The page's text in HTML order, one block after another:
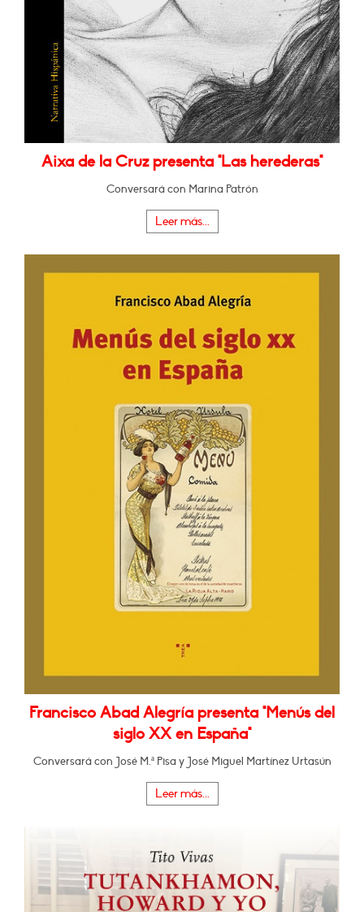
Aixa de la Cruz presenta "Las herederas"
Conversará con Marina Patrón
Leer más...
Francisco Abad Alegría presenta "Menús del
siglo XX en España"
Conversará con José M.ª Pisa y José Miguel Martínez Urtasún
Leer más...